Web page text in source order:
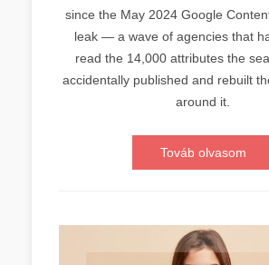
since the May 2024 Google
leak — a wave of agencies that
read the 14,000 attributes the
accidentally published and rebuilt
around it.
Továb olvasom